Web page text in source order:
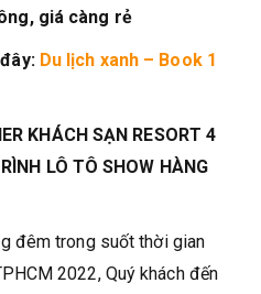
giá càng rẻ
Du lịch xanh – Book 1
KHÁCH SẠN RESORT 4
LÔ TÔ SHOW HÀNG
đêm trong suốt thời gian
2022, Quý khách đến